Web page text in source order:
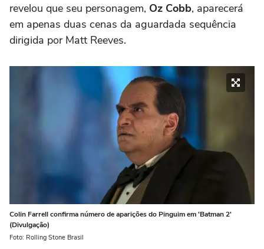
revelou que seu personagem, Oz Cobb, aparecerá
em apenas duas cenas da aguardada sequência
dirigida por Matt Reeves.
Colin Farrell confirma número de aparições do Pinguim em 'Batman 2'
(Divulgação)
Foto: Rolling Stone Brasil